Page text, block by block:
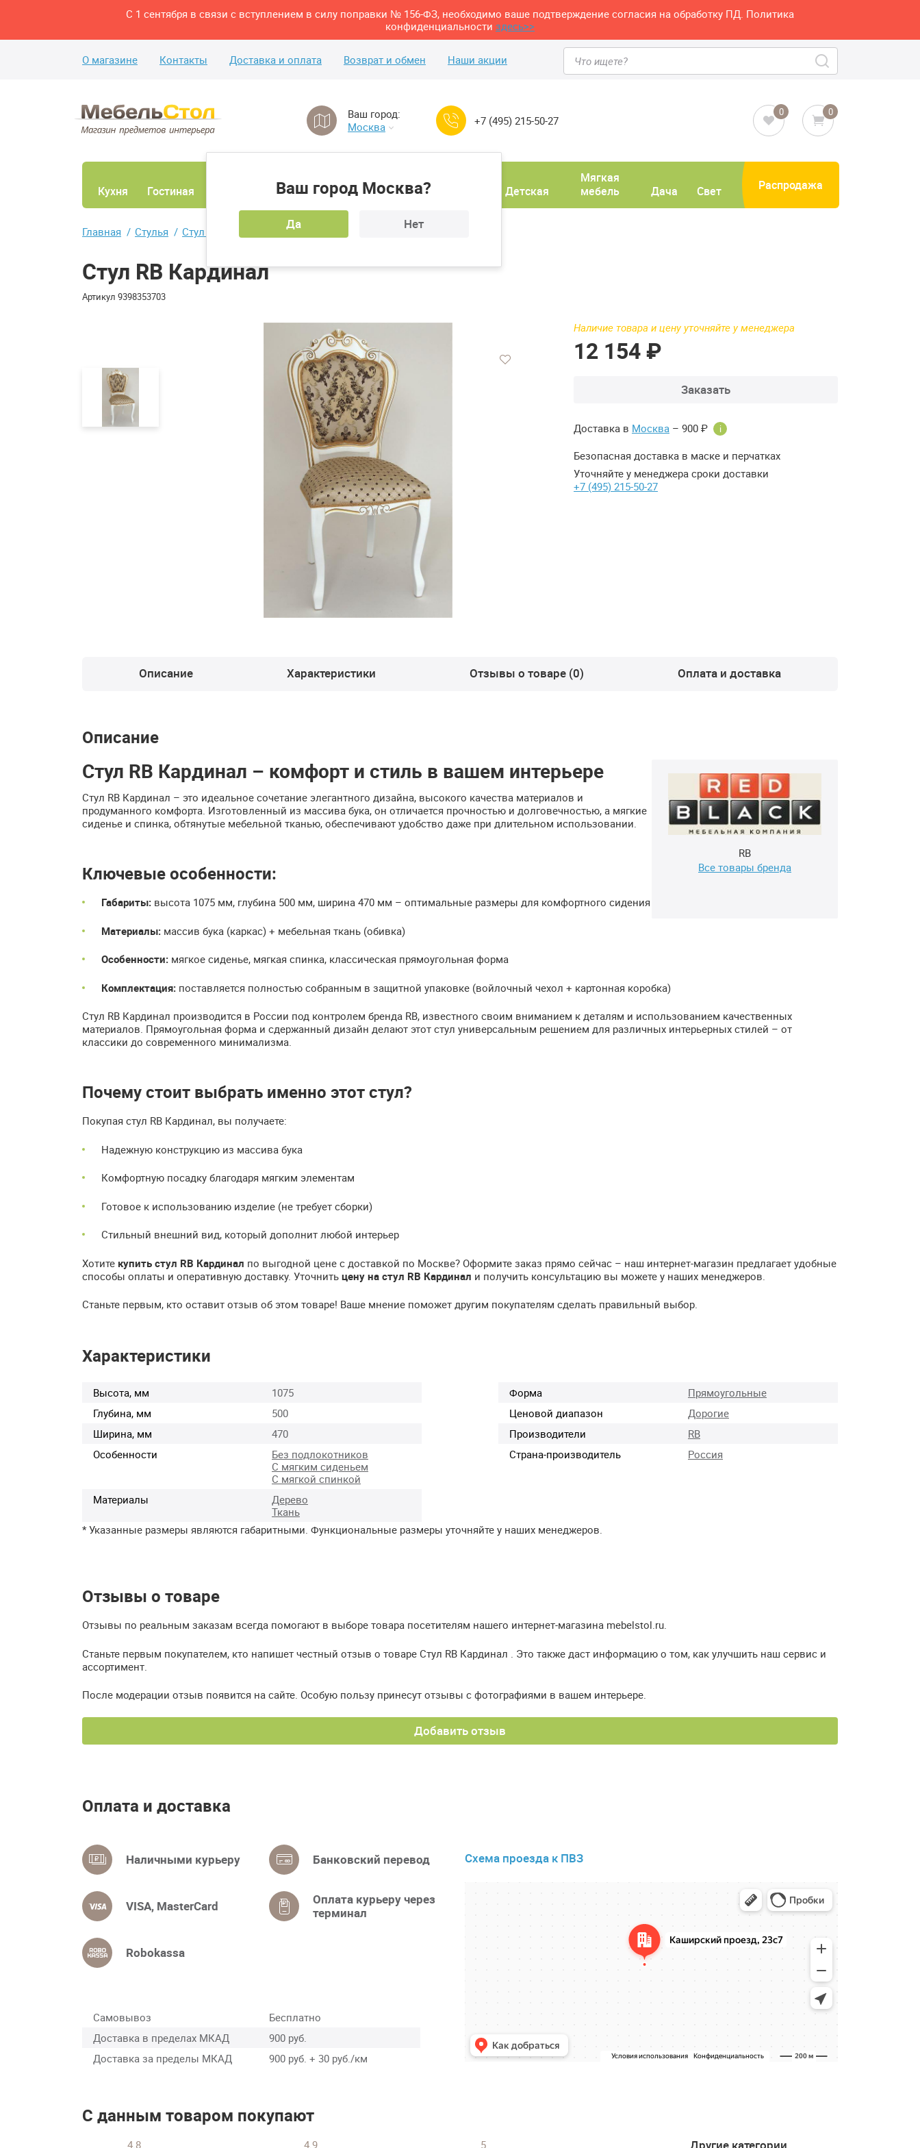
С 1 сентября в связи с вступлением в силу поправки № 156-ФЗ, необходимо ваше подтверждение согласия на обработку ПД. Политика
конфиденциальности здесь>>
О магазине Контакты Доставка и оплата Возврат и обмен Наши акции
Ваш город:
Москва
Ваш город Москва?
Да Нет
+7 (495) 215-50-27
0 0
Кухня Гостиная Спальня
кабинет
Детская
Мягкая
мебель
Дача Свет Распродажа
Главная Стулья Стул RB Кардинал
Стул RB Кардинал
Артикул 9398353703
Наличие товара и цену уточняйте у менеджера
12 154 ₽
Заказать
Доставка в Москва – 900 ₽ i
Безопасная доставка в маске и перчатках
Уточняйте у менеджера сроки доставки
+7 (495) 215-50-27
Описание Характеристики Отзывы о товаре (0) Оплата и доставка
Описание
RB
Все товары бренда
Стул RB Кардинал – комфорт и стиль в вашем интерьере
Стул RB Кардинал – это идеальное сочетание элегантного дизайна, высокого качества материалов и
продуманного комфорта. Изготовленный из массива бука, он отличается прочностью и долговечностью, а мягкие
сиденье и спинка, обтянутые мебельной тканью, обеспечивают удобство даже при длительном использовании.
Ключевые особенности:
Габариты: высота 1075 мм, глубина 500 мм, ширина 470 мм – оптимальные размеры для комфортного сидения
Материалы: массив бука (каркас) + мебельная ткань (обивка)
Особенности: мягкое сиденье, мягкая спинка, классическая прямоугольная форма
Комплектация: поставляется полностью собранным в защитной упаковке (войлочный чехол + картонная коробка)
Стул RB Кардинал производится в России под контролем бренда RB, известного своим вниманием к деталям и использованием качественных
материалов. Прямоугольная форма и сдержанный дизайн делают этот стул универсальным решением для различных интерьерных стилей – от
классики до современного минимализма.
Почему стоит выбрать именно этот стул?
Покупая стул RB Кардинал, вы получаете:
Надежную конструкцию из массива бука
Комфортную посадку благодаря мягким элементам
Готовое к использованию изделие (не требует сборки)
Стильный внешний вид, который дополнит любой интерьер
Хотите купить стул RB Кардинал по выгодной цене с доставкой по Москве? Оформите заказ прямо сейчас – наш интернет-магазин предлагает удобные
способы оплаты и оперативную доставку. Уточнить цену на стул RB Кардинал и получить консультацию вы можете у наших менеджеров.
Станьте первым, кто оставит отзыв об этом товаре! Ваше мнение поможет другим покупателям сделать правильный выбор.
Характеристики
Высота, мм
1075
Глубина, мм
500
Ширина, мм
470
Особенности
Без подлокотников
С мягким сиденьем
С мягкой спинкой
Материалы
Дерево
Ткань
Форма
Прямоугольные
Ценовой диапазон
Дорогие
Производители
RB
Страна-производитель
Россия
* Указанные размеры являются габаритными. Функциональные размеры уточняйте у наших менеджеров.
Отзывы о товаре
Отзывы по реальным заказам всегда помогают в выборе товара посетителям нашего интернет-магазина mebelstol.ru.
Станьте первым покупателем, кто напишет честный отзыв о товаре Стул RB Кардинал . Это также даст информацию о том, как улучшить наш сервис и
ассортимент.
После модерации отзыв появится на сайте. Особую пользу принесут отзывы с фотографиями в вашем интерьере.
Добавить отзыв
Оплата и доставка
Наличными курьеру Банковский перевод
VISA, MasterCard
Оплата курьеру через
терминал
Robokassa
Самовывоз
Бесплатно
Доставка в пределах МКАД
900 руб.
Доставка за пределы МКАД
900 руб. + 30 руб./км
Схема проезда к ПВЗ
С данным товаром покупают
Другие категории
4.8
4.9
5